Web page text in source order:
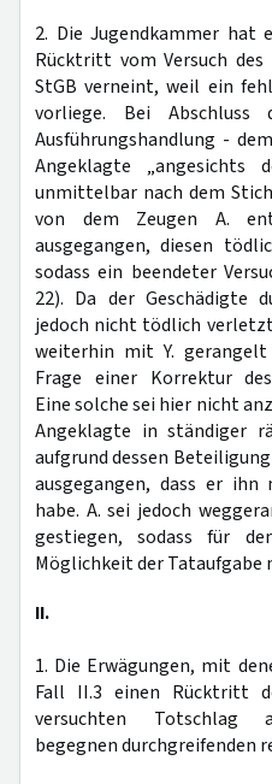
2. Die Jugendkammer hat
Rücktritt vom Versuch des
StGB verneint, weil ein
vorliege. Bei Abschluss
Ausführungshandlung -
Angeklagte „angesichts
unmittelbar nach dem
von dem Zeugen A.
ausgegangen, diesen
sodass ein beendeter
22). Da der Geschädigte
jedoch nicht tödlich
weiterhin mit Y.
Frage einer Korrektur
Eine solche sei hier nicht
Angeklagte in ständiger
aufgrund dessen
ausgegangen, dass er
habe. A. sei jedoch
gestiegen, sodass für
Möglichkeit der Tataufgabe
II.
1. Die Erwägungen, mit
Fall II.3 einen Rücktritt
versuchten Totschlag
begegnen durchgreifenden